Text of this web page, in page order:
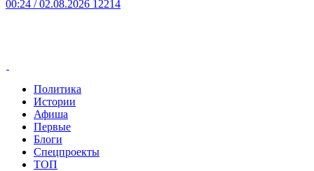
00:24 / 02.08.2026 12214
Политика
Истории
Афиша
Первые
Блоги
Спецпроекты
ТОП